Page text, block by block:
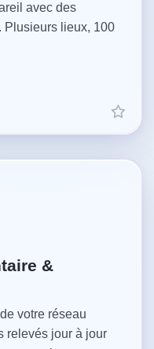
avec des
Plusieurs lieux, 100
&
votre réseau
relevés jour à jour